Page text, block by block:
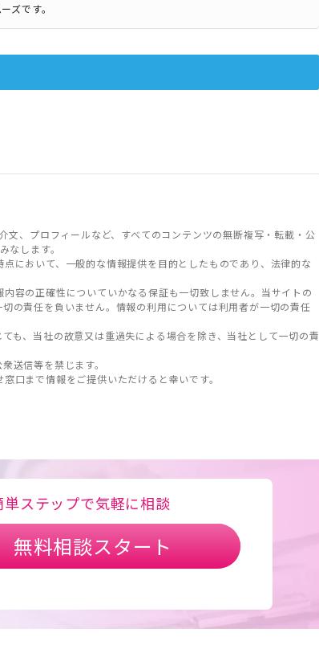
ズです。
、プロフィールなど、すべてのコンテンツの無断複写・転載・公
なします。
において、一般的な情報提供を目的としたものであり、法律的な
容の正確性についていかなる保証も一切致しません。当サイトの
の責任を負いません。情報の利用については利用者が一切の責任
も、当社の故意又は重過失による場合を除き、当社として一切の責
送信等を禁じます。
口まで情報をご提供いただけると幸いです。
単ステップで気軽に相談
無料相談スタート